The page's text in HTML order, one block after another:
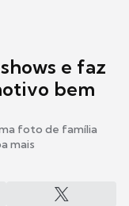
e faz
bem
foto de família
mais